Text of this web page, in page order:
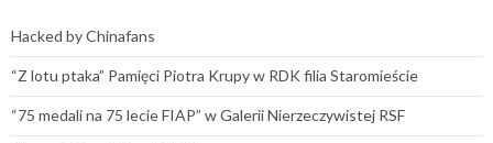
Hacked by Chinafans
“Z lotu ptaka” Pamięci Piotra Krupy w RDK filia Staromieście
“75 medali na 75 lecie FIAP” w Galerii Nierzeczywistej RSF